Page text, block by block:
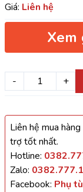
Giá: Liên hệ
Xem
- +
Liên hệ mua
trợ tốt nhất.
Hotline:
Zalo:
Facebook: Phụ